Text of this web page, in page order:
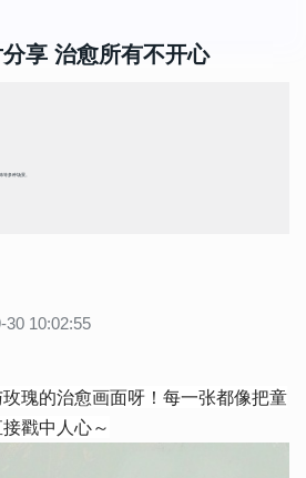
享 治愈所有不开心
等多种场景。
30 10:02:55
瑰的治愈画面呀！每一张都像把童
戳中人心～